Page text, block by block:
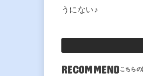
うにない♪
RECOMMEND